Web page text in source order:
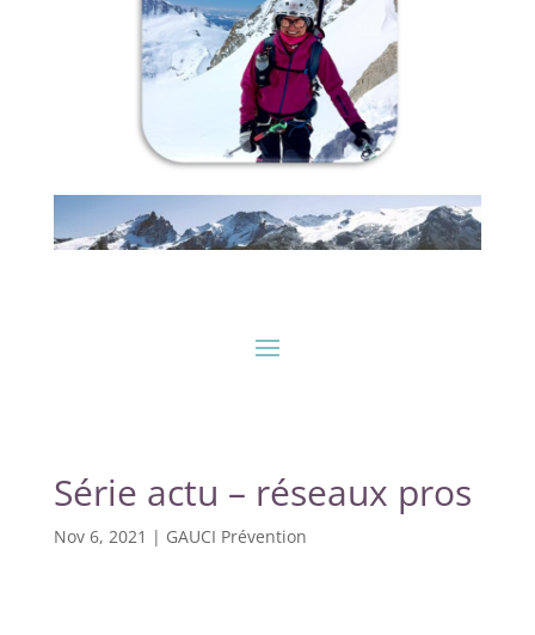
Série actu – réseaux pros
Nov 6, 2021 | GAUCI Prévention